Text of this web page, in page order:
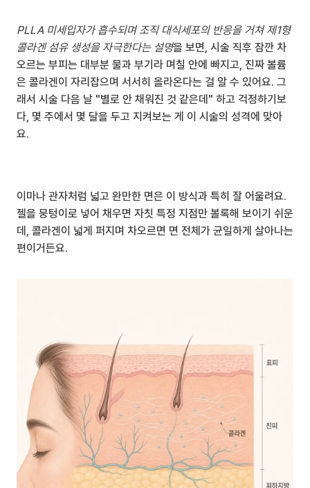
PLLA 미세입자가 흡수되며 조직 대식세포의 반응을 거쳐 제1형
콜라겐 섬유 생성을 자극한다는 설명을 보면, 시술 직후 잠깐 차
오르는 부피는 대부분 물과 부기라 며칠 안에 빠지고, 진짜 볼륨
은 콜라겐이 자리잡으며 서서히 올라온다는 걸 알 수 있어요. 그
래서 시술 다음 날 "별로 안 채워진 것 같은데" 하고 걱정하기보
다, 몇 주에서 몇 달을 두고 지켜보는 게 이 시술의 성격에 맞아
요.
이마나 관자처럼 넓고 완만한 면은 이 방식과 특히 잘 어울려요.
젤을 뭉텅이로 넣어 채우면 자칫 특정 지점만 볼록해 보이기 쉬운
데, 콜라겐이 넓게 퍼지며 차오르면 면 전체가 균일하게 살아나는
편이거든요.